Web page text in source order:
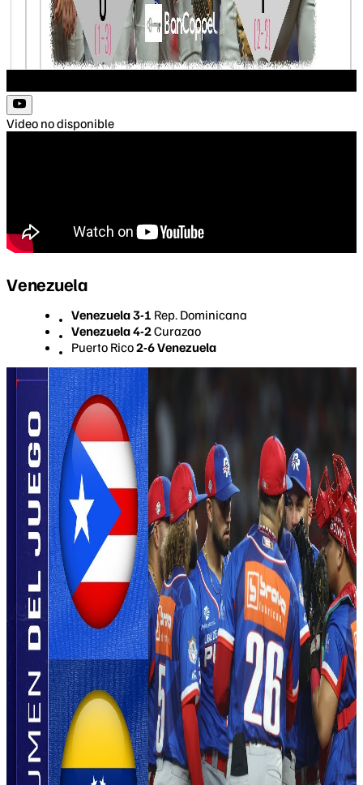
Video no disponible
Venezuela
Venezuela 3-1 Rep. Dominicana
Venezuela 4-2Curazao
Puerto Rico2-6 Venezuela